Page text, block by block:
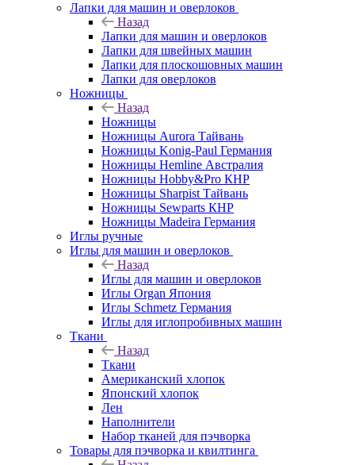
Лапки для машин и оверлоков
Назад
Лапки для машин и оверлоков
Лапки для швейных машин
Лапки для плоскошовных машин
Лапки для оверлоков
Ножницы
Назад
Ножницы
Ножницы Aurora Тайвань
Ножницы Konig-Paul Германия
Ножницы Hemline Австралия
Ножницы Hobby&Pro КНР
Ножницы Sharpist Тайвань
Ножницы Sewparts КНР
Ножницы Madeira Германия
Иглы ручные
Иглы для машин и оверлоков
Назад
Иглы для машин и оверлоков
Иглы Organ Япония
Иглы Schmetz Германия
Иглы для иглопробивных машин
Ткани
Назад
Ткани
Американский хлопок
Японский хлопок
Лен
Наполнители
Набор тканей для пэчворка
Товары для пэчворка и квилтинга